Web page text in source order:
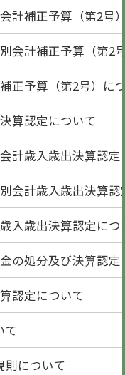
計補正予算（第2号
会計補正予算（第2
正予算（第2号）に
算認定について
計歳入歳出決算認定
会計歳入歳出決算認
入歳出決算認定につ
の処分及び決算認定
認定について
て
則について